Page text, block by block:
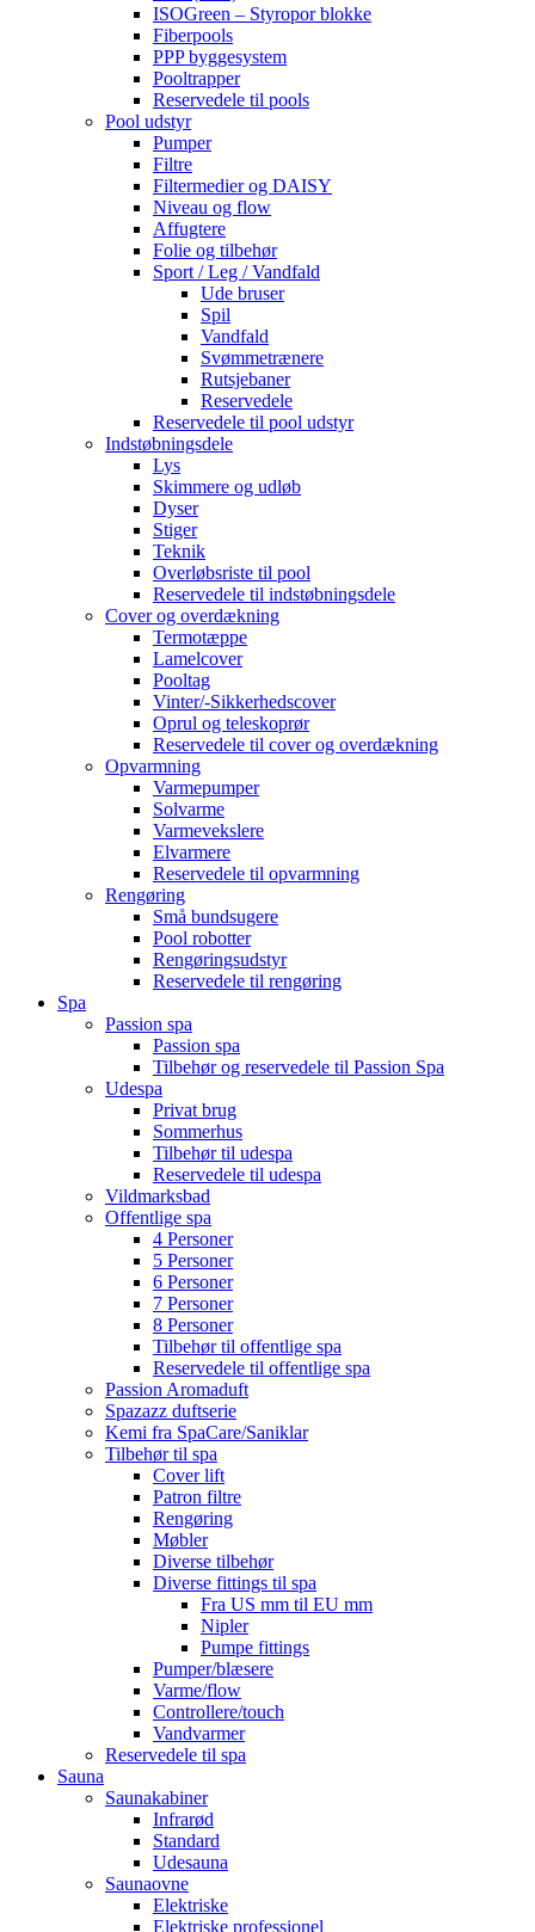
ISOGreen – Styropor blokke
Fiberpools
PPP byggesystem
Pooltrapper
Reservedele til pools
Pool udstyr
Pumper
Filtre
Filtermedier og DAISY
Niveau og flow
Affugtere
Folie og tilbehør
Sport / Leg / Vandfald
Ude bruser
Spil
Vandfald
Svømmetrænere
Rutsjebaner
Reservedele
Reservedele til pool udstyr
Indstøbningsdele
Lys
Skimmere og udløb
Dyser
Stiger
Teknik
Overløbsriste til pool
Reservedele til indstøbningsdele
Cover og overdækning
Termotæppe
Lamelcover
Pooltag
Vinter/-Sikkerhedscover
Oprul og teleskoprør
Reservedele til cover og overdækning
Opvarmning
Varmepumper
Solvarme
Varmevekslere
Elvarmere
Reservedele til opvarmning
Rengøring
Små bundsugere
Pool robotter
Rengøringsudstyr
Reservedele til rengøring
Spa
Passion spa
Passion spa
Tilbehør og reservedele til Passion Spa
Udespa
Privat brug
Sommerhus
Tilbehør til udespa
Reservedele til udespa
Vildmarksbad
Offentlige spa
4 Personer
5 Personer
6 Personer
7 Personer
8 Personer
Tilbehør til offentlige spa
Reservedele til offentlige spa
Passion Aromaduft
Spazazz duftserie
Kemi fra SpaCare/Saniklar
Tilbehør til spa
Cover lift
Patron filtre
Rengøring
Møbler
Diverse tilbehør
Diverse fittings til spa
Fra US mm til EU mm
Nipler
Pumpe fittings
Pumper/blæsere
Varme/flow
Controllere/touch
Vandvarmer
Reservedele til spa
Sauna
Saunakabiner
Infrarød
Standard
Udesauna
Saunaovne
Elektriske
Elektriske professionel